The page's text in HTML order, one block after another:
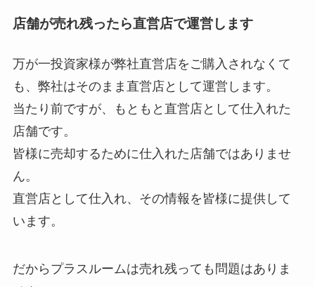
店舗が売れ残ったら直営店で運営します
万が一投資家様が弊社直営店をご購入されなくて
も、弊社はそのまま直営店として運営します。
当たり前ですが、もともと直営店として仕入れた
店舗です。
皆様に売却するために仕入れた店舗ではありませ
ん。
直営店として仕入れ、その情報を皆様に提供して
います。
だからプラスルームは売れ残っても問題はありま